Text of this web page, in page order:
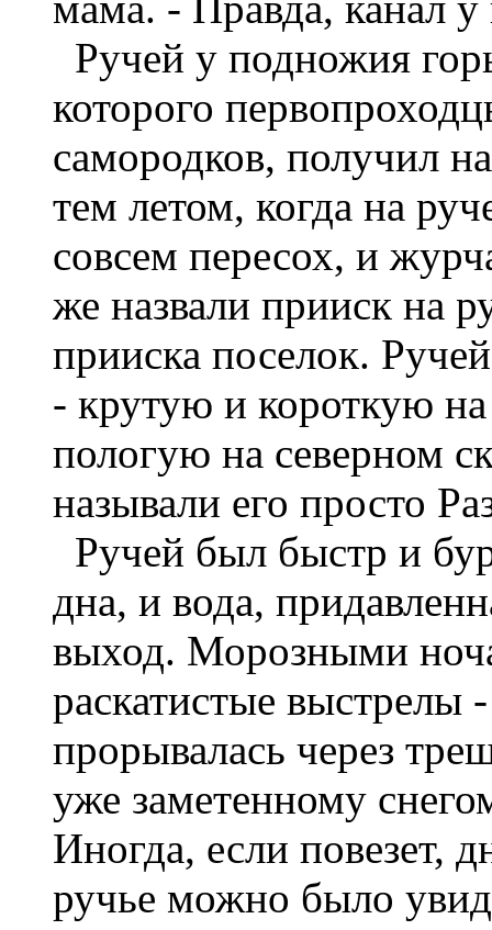
Ручей у подножия
которого
самородков, получил
тем летом, когда на
совсем пересох, и
же назвали прииск на
прииска поселок.
- крутую и короткую
пологую на северном
называли его просто
Ручей был быстр и
дна, и вода,
выход. Морозными
раскатистые выстрелы
прорывалась через
уже заметенному
Иногда, если повезет,
ручье можно было